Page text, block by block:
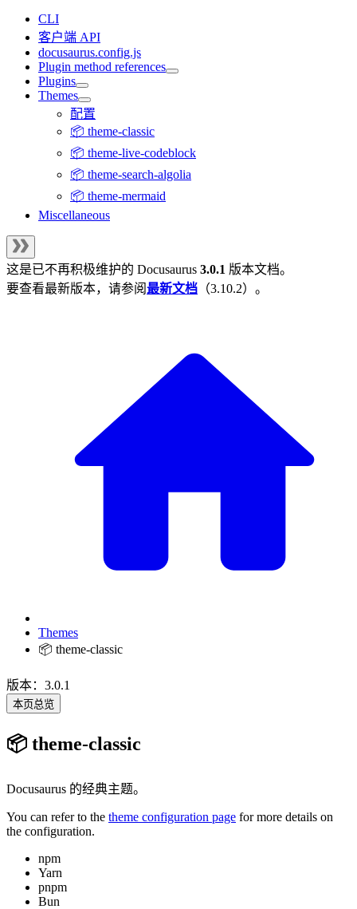
CLI
客户端 API
docusaurus.config.js
Plugin method references
Plugins
Themes
配置
📦 theme-classic
📦 theme-live-codeblock
📦 theme-search-algolia
📦 theme-mermaid
Miscellaneous
这是已不再积极维护的 Docusaurus 3.0.1 版本文档。
要查看最新版本，请参阅最新文档 （3.10.2）。
Themes
📦 theme-classic
版本：3.0.1
本页总览
📦 theme-classic
Docusaurus 的经典主题。
You can refer to the theme configuration page for more details on
the configuration.
npm
Yarn
pnpm
Bun